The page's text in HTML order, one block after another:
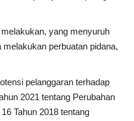
yang menyuruh
perbuatan pidana,
pelanggaran terhadap
2021 tentang Perubahan
Tahun 2018 tentang